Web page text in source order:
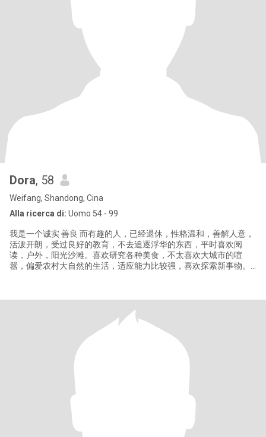
Dora, 58
Weifang, Shandong, Cina
Alla ricerca di: Uomo 54 - 99
我是一个诚实 善良 而有趣的人，已经退休，性格温和，善解人意，
活泼开朗，受过良好的教育，不去追逐浮华的东西，平时喜欢阅
读，户外，阳光沙滩。喜欢研究各种美食，不太喜欢大城市的喧
嚣，偏爱农村大自然的生活，适应能力比较强，喜欢探索新事物。